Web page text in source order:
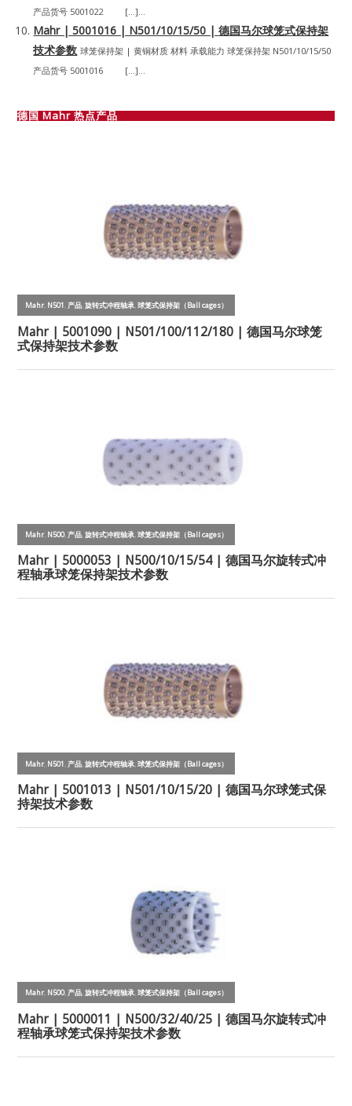
产品货号 5001022 […]...
Mahr | 5001016 | N501/10/15/50 | 德国马尔球笼式保持架
技术参数 球笼保持架 | 黄铜材质 材料 承载能力 球笼保持架 N501/10/15/50
产品货号 5001016 […]...
德国 Mahr 热点产品